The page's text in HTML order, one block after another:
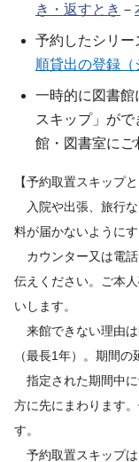
き・返すとき －
予約したシリー
順貸出の登録（
一時的に図書館
スキップ」が
館・図書室にご
【予約取置スキップと
入院や出張、旅行な
料が届かないようにす
カウンター又は電話
伝えください。ご本
いします。
来館できない理由は
（最長1年）。期間
指定された期間中
方に先にまわります
す。
予約取置スキップは